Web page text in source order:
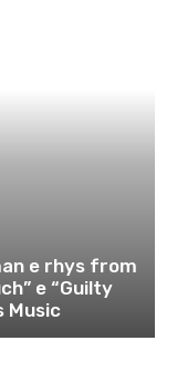
e rhys from
e “Guilty
Music